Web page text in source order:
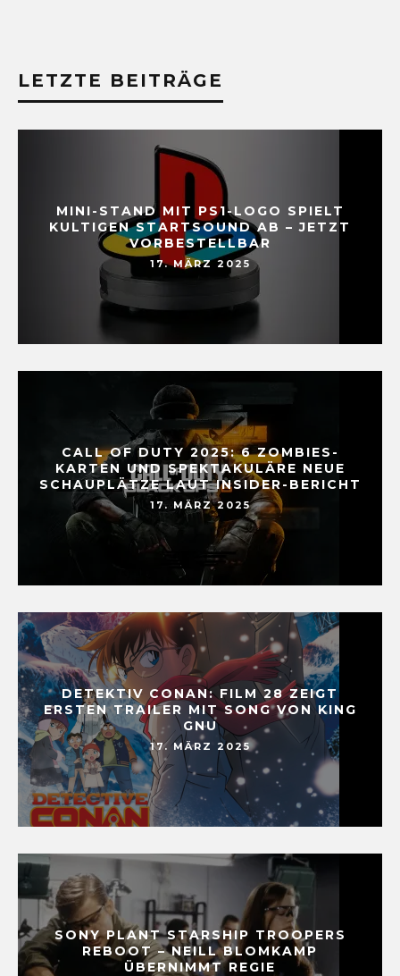
LETZTE BEITRÄGE
MINI-STAND MIT PS1-LOGO SPIELT
KULTIGEN STARTSOUND AB – JETZT
VORBESTELLBAR
17. MÄRZ 2025
CALL OF DUTY 2025: 6 ZOMBIES-
KARTEN UND SPEKTAKULÄRE NEUE
SCHAUPLÄTZE LAUT INSIDER-BERICHT
17. MÄRZ 2025
DETEKTIV CONAN: FILM 28 ZEIGT
ERSTEN TRAILER MIT SONG VON KING
GNU
17. MÄRZ 2025
SONY PLANT STARSHIP TROOPERS
REBOOT – NEILL BLOMKAMP
ÜBERNIMMT REGIE